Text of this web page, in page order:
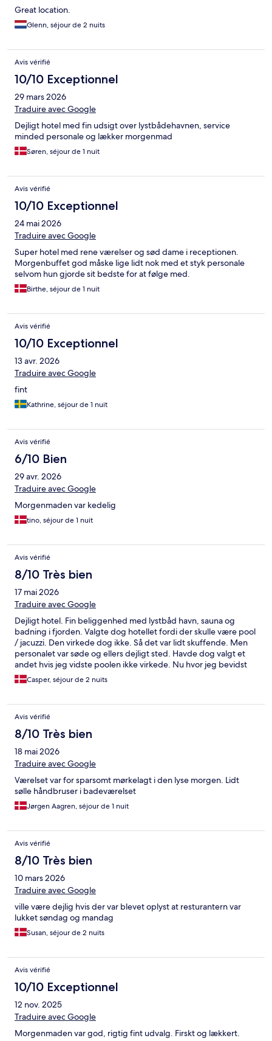
Great location.
Glenn, séjour de 2 nuits
Avis vérifié
10/10 Exceptionnel
29 mars 2026
Traduire avec Google
Dejligt hotel med fin udsigt over lystbådehavnen, service
minded personale og lækker morgenmad
Søren, séjour de 1 nuit
Avis vérifié
10/10 Exceptionnel
24 mai 2026
Traduire avec Google
Super hotel med rene værelser og sød dame i receptionen.
Morgenbuffet god måske lige lidt nok med et styk personale
selvom hun gjorde sit bedste for at følge med.
Birthe, séjour de 1 nuit
Avis vérifié
10/10 Exceptionnel
13 avr. 2026
Traduire avec Google
fint
Kathrine, séjour de 1 nuit
Avis vérifié
6/10 Bien
29 avr. 2026
Traduire avec Google
Morgenmaden var kedelig
tino, séjour de 1 nuit
Avis vérifié
8/10 Très bien
17 mai 2026
Traduire avec Google
Dejligt hotel. Fin beliggenhed med lystbåd havn, sauna og
badning i fjorden. Valgte dog hotellet fordi der skulle være pool
/ jacuzzi. Den virkede dog ikke. Så det var lidt skuffende. Men
personalet var søde og ellers dejligt sted. Havde dog valgt et
andet hvis jeg vidste poolen ikke virkede. Nu hvor jeg bevidst
havde filtreret hotellet baseret på pool.
Casper, séjour de 2 nuits
Avis vérifié
8/10 Très bien
18 mai 2026
Traduire avec Google
Værelset var for sparsomt mørkelagt i den lyse morgen. Lidt
sølle håndbruser i badeværelset
Jørgen Aagren, séjour de 1 nuit
Avis vérifié
8/10 Très bien
10 mars 2026
Traduire avec Google
ville være dejlig hvis der var blevet oplyst at resturantern var
lukket søndag og mandag
Susan, séjour de 2 nuits
Avis vérifié
10/10 Exceptionnel
12 nov. 2025
Traduire avec Google
Morgenmaden var god, rigtig fint udvalg. Firskt og lækkert.